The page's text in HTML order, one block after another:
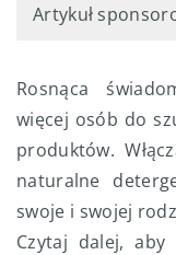
Artykuł
Rosnąca
więcej osób do
produktów.
naturalne
swoje i swojej
Czytaj dalej,